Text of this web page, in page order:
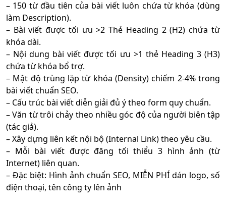
– 150 từ đầu tiên của bài viết luôn chứa từ khóa (dùng
làm Description).
– Bài viết được tối ưu >2 Thẻ Heading 2 (H2) chứa từ
khóa dài.
– Nội dung bài viết được tối ưu >1 thẻ Heading 3 (H3)
chứa từ khóa bổ trợ.
– Mật độ trùng lặp từ khóa (Density) chiếm 2-4% trong
bài viết chuẩn SEO.
– Cấu trúc bài viết diễn giải đủ ý theo form quy chuẩn.
– Văn từ trôi chảy theo nhiều góc độ của người biên tập
(tác giả).
– Xây dựng liên kết nội bộ (Internal Link) theo yêu cầu.
– Mỗi bài viết được đăng tối thiểu 3 hình ảnh (từ
Internet) liên quan.
– Đặc biệt: Hình ảnh chuẩn SEO, MIỄN PHÍ dán logo, số
điện thoại, tên công ty lên ảnh